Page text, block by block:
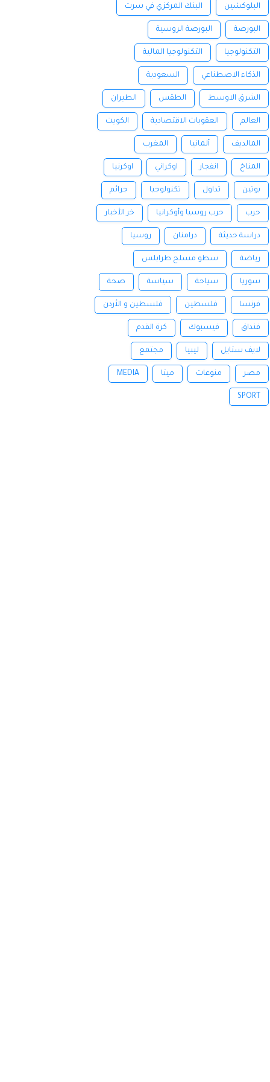
البلوكشين البنك المركزي في سرت
البورصة البورصة الروسية
التكنولوجيا التكنولوجيا المالية
الذكاء الاصطناعي السعودية
الشرق الاوسط الطقس الطيران
العالم العقوبات الاقتصادية الكويت
المالديف ألمانيا المغرب
المناخ انفجار اوكراني اوكرنيا
بوتين تداول تكنولوجيا جرائم
حرب حرب روسيا وأوكرانيا خر الأخبار
دراسة حديثة درامنان روسيا
رياضة سطو مسلح طرابلس
سوريا سياحة سياسة صحة
فرنسا فلسطين فلسطين و الأردن
فنداق فيسبوك كرة القدم
لايف ستايل ليبيا مجتمع
مصر منوعات ميتا MEDIA
SPORT